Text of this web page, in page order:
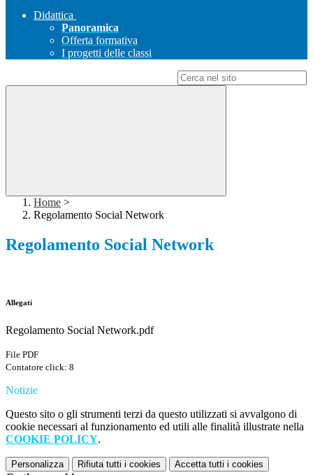
Didattica
Panoramica
Offerta formativa
I progetti delle classi
Home >
Regolamento Social Network
Regolamento Social Network
Allegati
Regolamento Social Network.pdf
File PDF
Contatore click: 8
Notizie
Questo sito o gli strumenti terzi da questo utilizzati si avvalgono di
cookie necessari al funzionamento ed utili alle finalità illustrate nella
COOKIE POLICY.
Personalizza Rifiuta tutti i cookies Accetta tutti i cookies